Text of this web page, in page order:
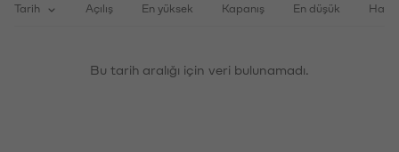
Tarih Açılış En yüksek Kapanış En düşük
Bu tarih aralığı için veri bulunamadı.